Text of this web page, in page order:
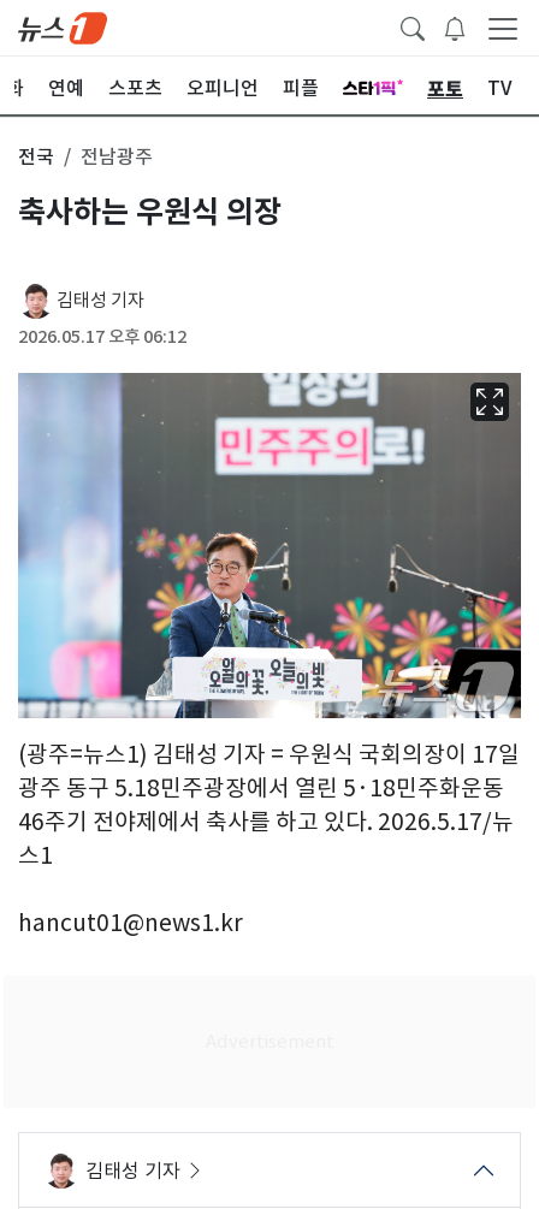
화 연예 스포츠 오피니언 피플 포토 TV
전국 전남광주
축사하는 우원식 의장
김태성 기자
2026.05.17 오후 06:12
(광주=뉴스1) 김태성 기자 = 우원식 국회의장이 17일
광주 동구 5.18민주광장에서 열린 5·18민주화운동
46주기 전야제에서 축사를 하고 있다. 2026.5.17/뉴
스1
hancut01@news1.kr
김태성 기자